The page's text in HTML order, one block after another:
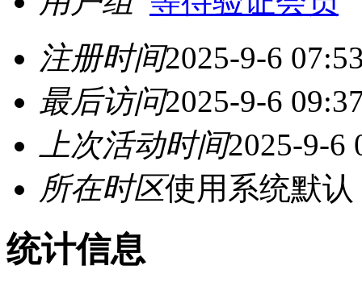
注册时间2025-9-6
最后访问2025-9-6
上次活动时间2025-9-6
所在时区使用系统默认
统计信息